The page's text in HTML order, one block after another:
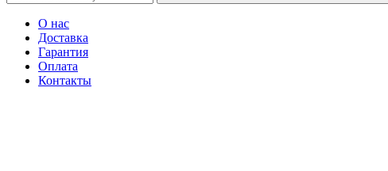
О нас
Доставка
Гарантия
Оплата
Контакты